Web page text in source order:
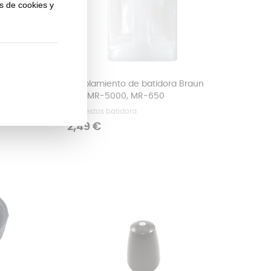
Acoplamiento de batidora Braun
4191, MR-5000, MR-650
Repuestos batidora
Precio
2,49 €